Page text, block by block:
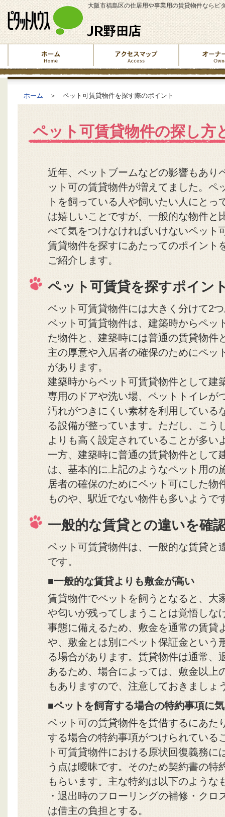
大阪市福島区の住居用や事業用の賃貸物件ならピ
ホーム ＞ ペット可賃貸物件を探す際のポイント
ペット可賃貸物件の探し方
近年、ペットブームなどの影響もあり
ット可の賃貸物件が増えてました。ペ
トを飼っている人や飼いたい人にとっ
は嬉しいことですが、一般的な物件と
べて気をつけなければいけないペット
賃貸物件を探すにあたってのポイント
ご紹介します。
ペット可賃貸を探すポイン
ペット可賃貸物件には大きく分けて2
ペット可賃貸物件は、建築時からペッ
た物件と、建築時には普通の賃貸物件
主の厚意や入居者の確保のためにペッ
があります。
建築時からペット可賃貸物件として建
専用のドアや洗い場、ペットトイレが
汚れがつきにくい素材を利用している
る設備が整っています。ただし、こう
よりも高く設定されていることが多い
一方、建築時に普通の賃貸物件として
は、基本的に上記のようなペット用の
居者の確保のためにペット可にした物
ものや、駅近でない物件も多いようで
一般的な賃貸との違いを確
ペット可賃貸物件は、一般的な賃貸と
です。
■一般的な賃貸よりも敷金が高い
賃貸物件でペットを飼うとなると、大
や匂いが残ってしまうことは覚悟しな
事態に備えるため、敷金を通常の賃貸
や、敷金とは別にペット保証金という
る場合があります。賃貸物件は通常、
あるため、場合によっては、敷金以上
もありますので、注意しておきましょ
■ペットを飼育する場合の特約事項に
ペット可の賃貸物件を賃借するにあた
する場合の特約事項がつけられている
ト可賃貸物件における原状回復義務
う点は曖昧です。そのため契約書の特
もらいます。主な特約は以下のような
・退出時のフローリングの補修・ク
は借主の負担とする。